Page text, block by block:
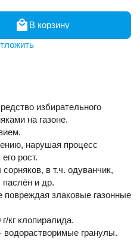
В корзину
избирательного
на газоне.
нарушая процесс
рост.
в т.ч. одуванчик,
и др.
повреждая злаковые газонные
кг клопиралида.
гранулы.